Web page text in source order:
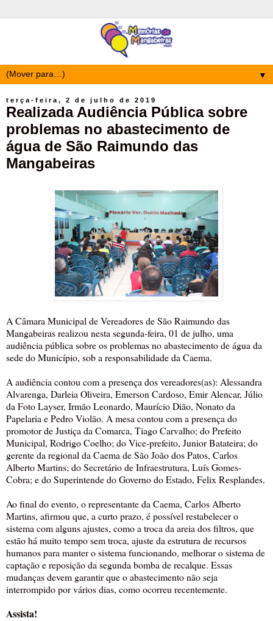
▼
terça-feira, 2 de julho de 2019
Realizada Audiência Pública sobre
problemas no abastecimento de
água de São Raimundo das
Mangabeiras
A Câmara Municipal de Vereadores de São Raimundo das
Mangabeiras realizou nesta segunda-feira, 01 de julho, uma
audiência pública sobre os problemas no abastecimento de água da
sede do Município, sob a responsabilidade da Caema.
A audiência contou com a presença dos vereadores(as): Alessandra
Alvarenga, Darleia Oliveira, Emerson Cardoso, Emir Alencar, Júlio
da Foto Layser, Irmão Leonardo, Maurício Dião, Nonato da
Papelaria e Pedro Violão. A mesa contou com a presença do
promotor de Justiça da Comarca, Tiago Carvalho; do Prefeito
Municipal, Rodrigo Coelho; do Vice-prefeito, Junior Batateira; do
gerente da regional da Caema de São João dos Patos, Carlos
Alberto Martins; do Secretário de Infraestrutura, Luís Gomes-
Cobra; e do Superintende do Governo do Estado, Felix Resplandes.
Ao final do evento, o representante da Caema, Carlos Alberto
Martins, afirmou que, a curto prazo, é possível restabelecer o
sistema com alguns ajustes, como a troca da areia dos filtros, que
estão há muito tempo sem troca, ajuste da estrutura de recursos
humanos para manter o sistema funcionando, melhorar o sistema de
captação e reposição da segunda bomba de recalque. Essas
mudanças devem garantir que o abastecimento não seja
interrompido por vários dias, como ocorreu recentemente.
Assista!